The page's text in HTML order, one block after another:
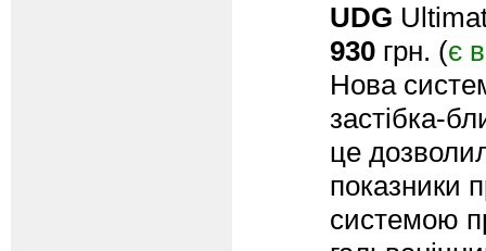
UDG
930 грн. (є
Нова
застібка-
це
показники
системою